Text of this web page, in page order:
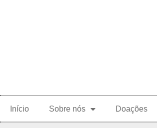
Início Sobre nós Doações